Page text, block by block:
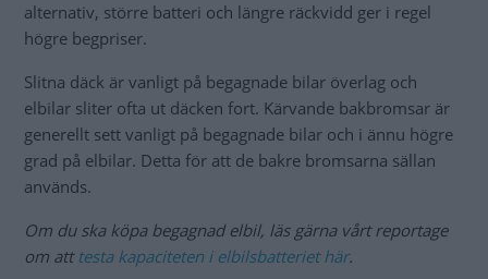
alternativ, större batteri och längre räckvidd ger i regel
högre begpriser.
Slitna däck är vanligt på begagnade bilar överlag och
elbilar sliter ofta ut däcken fort. Kärvande bakbromsar är
generellt sett vanligt på begagnade bilar och i ännu högre
grad på elbilar. Detta för att de bakre bromsarna sällan
används.
Om du ska köpa begagnad elbil, läs gärna vårt reportage
om att testa kapaciteten i elbilsbatteriet här.